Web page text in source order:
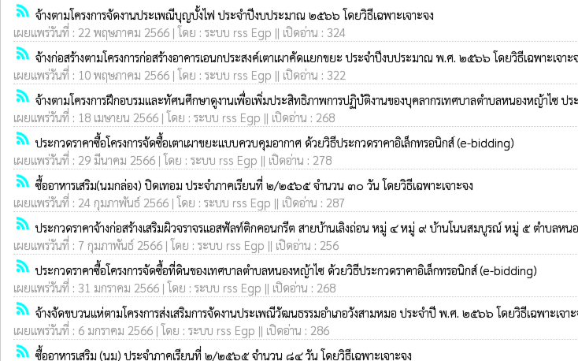
rss_feed จ้างตามโครงการจัดงานประเพณีบุญบั้งไฟ ประจำปีงบประมาณ ๒๕๖๖ โดยวิธีเฉพาะเจาะจง
เผยแพร่วันที่ : 22 พฤษภาคม 2566 | โดย : ระบบ rss Egp || เปิดอ่าน : 324
rss_feed จ้างก่อสร้างตามโครงการก่อสร้างอาคารเอนกประสงค์เตาเผาคัดแยกขยะ ประจำปีงบประมาณ พ.ศ. ๒๕๖๖ โดยวิธีเฉพาะเจาะ
เผยแพร่วันที่ : 10 พฤษภาคม 2566 | โดย : ระบบ rss Egp || เปิดอ่าน : 322
rss_feed จ้างตามโครงการฝึกอบรมและทัศนศึกษาดูงานเพื่อเพิ่มประสิทธิภาพการปฏิบัติงานของบุคลากรเทศบาลตำบลหนองหญ้าไซ ป
เผยแพร่วันที่ : 18 เมษายน 2566 | โดย : ระบบ rss Egp || เปิดอ่าน : 268
rss_feed ประกวดราคาซื้อโครงการจัดซื้อเตาเผาขยะแบบควบคุมอากาศ ด้วยวิธีประกวดราคาอิเล็กทรอนิกส์ (e-bidding)
เผยแพร่วันที่ : 29 มีนาคม 2566 | โดย : ระบบ rss Egp || เปิดอ่าน : 278
rss_feed ซื้ออาหารเสริม(นมกล่อง) ปิดเทอม ประจำภาคเรียนที่ ๒/๒๕๖๕ จำนวน ๓๐ วัน โดยวิธีเฉพาะเจาะจง
เผยแพร่วันที่ : 24 กุมภาพันธ์ 2566 | โดย : ระบบ rss Egp || เปิดอ่าน : 287
rss_feed ประกวดราคาจ้างก่อสร้างเสริมผิวจราจรแอสฟัลท์ติกคอนกรีต สายบ้านเลิงถ่อน หมู่ ๔ หมู่ ๙ บ้านโนนสมบูรณ์ หมู่ ๕ ตำบลห
เผยแพร่วันที่ : 7 กุมภาพันธ์ 2566 | โดย : ระบบ rss Egp || เปิดอ่าน : 256
rss_feed ประกวดราคาซื้อโครงการจัดซื้อที่ดินของเทศบาลตำบลหนองหญ้าไซ ด้วยวิธีประกวดราคาอิเล็กทรอนิกส์ (e-bidding)
เผยแพร่วันที่ : 31 มกราคม 2566 | โดย : ระบบ rss Egp || เปิดอ่าน : 268
rss_feed จ้างจัดขบวนแห่ตามโครงการส่งเสริมการจัดงานประเพณีวัฒนธรรมอำเภอวังสามหมอ ประจำปี พ.ศ. ๒๕๖๖ โดยวิธีเฉพาะเจาะ
เผยแพร่วันที่ : 6 มกราคม 2566 | โดย : ระบบ rss Egp || เปิดอ่าน : 286
rss_feed ซื้ออาหารเสริม (นม) ประจำภาคเรียนที่ ๒/๒๕๖๕ จำนวน ๘๔ วัน โดยวิธีเฉพาะเจาะจง